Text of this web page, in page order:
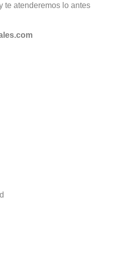
te atenderemos lo antes